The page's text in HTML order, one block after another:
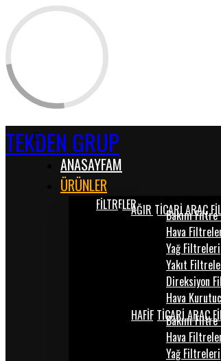
TEKDEN GRUP
ANASAYFAM
ÜRÜNLER
FİLTRELERAĞIR TİCARİ ARAÇ
Bakım
Hava
Yağ Filtreleri
Yakıt
Direksiyon
Hava
HAFİF TİCARİ ARAÇ
Bakım
Hava
Yağ Filtreleri